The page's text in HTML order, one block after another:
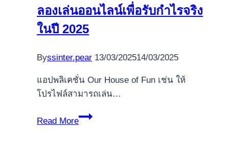
ลองเล่นออนไลน์เพื่อรับกำไรจริง
ในปี 2025
Byssinter.pear 13/03/202514/03/2025
แอปพลิเคชั่น Our House of Fun เช่น ให้
โปรไฟล์สามารถเล่น…
Read More
เกม